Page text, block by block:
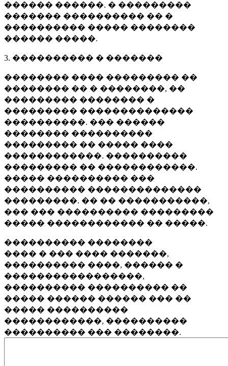
������ ������. � ���������
������� ���������� �� �
���������� ����� ��������
������ �����.
3. ���������� � �������
�������� ���� ��������� ��
�������� �� � ��������, ��
��������� �������� �
��������� ��������������
����������. ��� ������
�������� ����������
��������� �� ����� ����
������������. ����������
��������� �� ������������.
����� ���������� ���
���������� ��������������
���������. �� �� �����������,
��� ��� ���������� ���������
����� ������������ �� �����.
���������� ��������
���� � ��� ���� �������,
���������� ����, ������ �
�����������������,
���������� ���������� ��
����� ������ ������ ��� ��
����� ����������
������������, ����������
���������� ��� ��������.